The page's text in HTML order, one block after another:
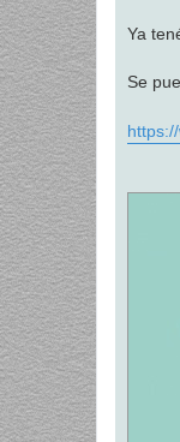
j
e
Ya
Se